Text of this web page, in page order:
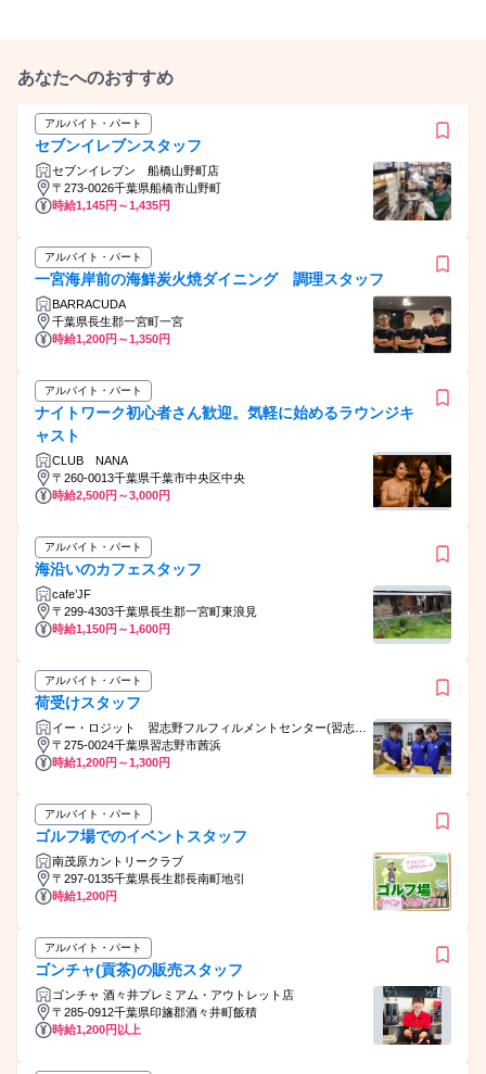
あなたへのおすすめ
アルバイト・パート
セブンイレブンスタッフ
セブンイレブン 船橋山野町店
〒273-0026千葉県船橋市山野町
時給1,145円～1,435円
アルバイト・パート
一宮海岸前の海鮮炭火焼ダイニング 調理スタッフ
BARRACUDA
千葉県長生郡一宮町一宮
時給1,200円～1,350円
アルバイト・パート
ナイトワーク初心者さん歓迎。気軽に始めるラウンジキ
ャスト
CLUB NANA
〒260-0013千葉県千葉市中央区中央
時給2,500円～3,000円
アルバイト・パート
海沿いのカフェスタッフ
cafe’JF
〒299-4303千葉県長生郡一宮町東浪見
時給1,150円～1,600円
アルバイト・パート
荷受けスタッフ
イー・ロジット 習志野フルフィルメントセンター(習志野
FC)
〒275-0024千葉県習志野市茜浜
時給1,200円～1,300円
アルバイト・パート
ゴルフ場でのイベントスタッフ
南茂原カントリークラブ
〒297-0135千葉県長生郡長南町地引
時給1,200円
アルバイト・パート
ゴンチャ(貢茶)の販売スタッフ
ゴンチャ 酒々井プレミアム・アウトレット店
〒285-0912千葉県印旛郡酒々井町飯積
時給1,200円以上